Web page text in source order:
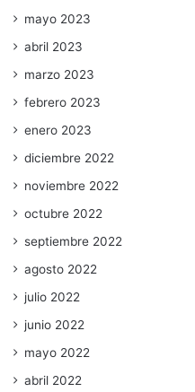
mayo 2023
abril 2023
marzo 2023
febrero 2023
enero 2023
diciembre 2022
noviembre 2022
octubre 2022
septiembre 2022
agosto 2022
julio 2022
junio 2022
mayo 2022
abril 2022